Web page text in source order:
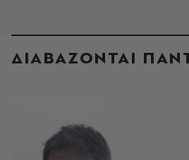
ΔΙΑΒΑΖΟΝΤΑΙ